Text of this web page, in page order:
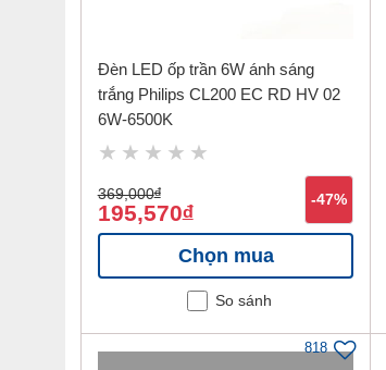
Đèn LED ốp trần 6W ánh sáng
trắng Philips CL200 EC RD HV 02
6W-6500K
369,000đ
195,570đ
-47%
Chọn mua
So sánh
818